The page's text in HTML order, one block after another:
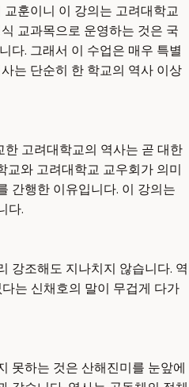
훈이니 이 강의는 고려대학교
교과목으로 운영하는 것은 국
다. 그래서 이 수업은 매우 특별
는 단순히 한 학교의 역사 이상
고려대학교의 역사는 곧 대한
교와 고려대학교 교우회가 의미
간행한 이유입니다. 이 강의는
다.
강조해도 지나치지 않습니다. 역
는 신채호의 말이 무겁게 다가
못하는 것은 산해진미를 눈앞에